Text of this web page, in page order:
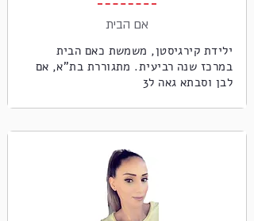
אם הבית
ילידת קירגיסטן, משמשת כאם הבית
במרכז שנה רביעית. מתגוררת בת"א, אם
לבן וסבתא גאה ל3